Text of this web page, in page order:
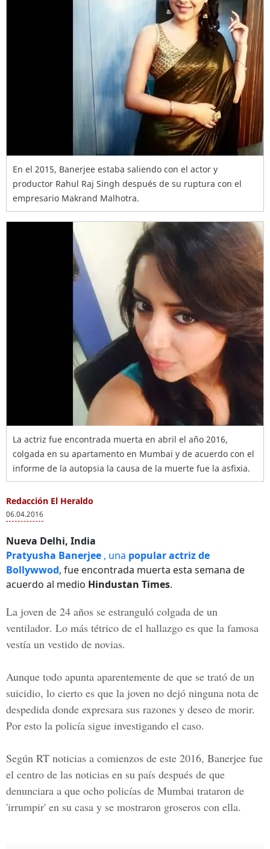
En el 2015, Banerjee estaba saliendo con el actor y
productor Rahul Raj Singh después de su ruptura con el
empresario Makrand Malhotra.
La actriz fue encontrada muerta en abril el año 2016,
colgada en su apartamento en Mumbai y de acuerdo con el
informe de la autopsia la causa de la muerte fue la asfixia.
Redacción El Heraldo
06.04.2016
Nueva Delhi, India
Pratyusha Banerjee , una popular actriz de
Bollywwod, fue encontrada muerta esta semana de
acuerdo al medio Hindustan Times.
La joven de 24 años se estranguló colgada de un
ventilador. Lo más tétrico de el hallazgo es que la famosa
vestía un vestido de novias.
Aunque todo apunta aparentemente de que se trató de un
suicidio, lo cierto es que la joven no dejó ninguna nota de
despedida donde expresara sus razones y deseo de morir.
Por esto la policía sigue investigando el caso.
Según RT noticias a comienzos de este 2016, Banerjee fue
el centro de las noticias en su país después de que
denunciara a que ocho policías de Mumbai trataron de
'irrumpir' en su casa y se mostraron groseros con ella.